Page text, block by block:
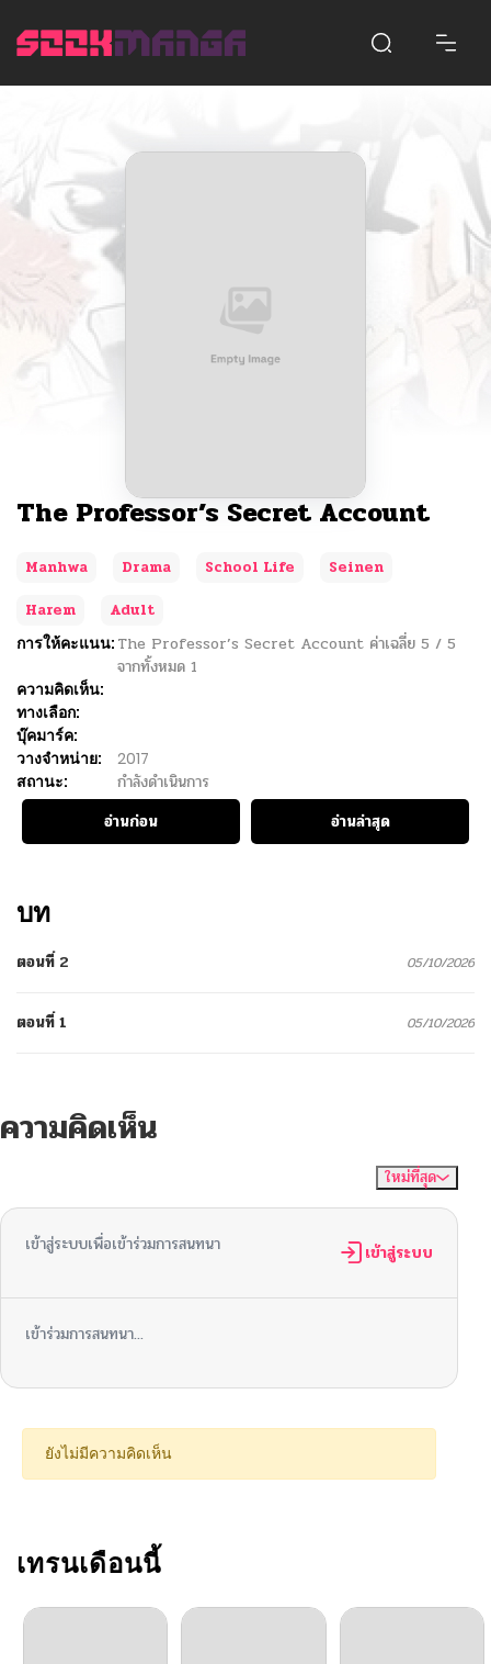
The Professor’s Secret Account
Manhwa Drama School Life
Seinen
Harem
Adult
การให้คะแนน: The Professor’s Secret Account ค่าเฉลี่ย 5 / 5
จากทั้งหมด 1
ความคิดเห็น:
ทางเลือก:
บุ๊คมาร์ค:
วางจำหน่าย:
2017
สถานะ:
กำลังดำเนินการ
อ่านก่อน
อ่านล่าสุด
บท
ตอนที่ 2 05/10/2026
ตอนที่ 1 05/10/2026
ความคิดเห็น
ใหม่ที่สุด
เข้าสู่ระบบเพื่อเข้าร่วมการสนทนา เข้าสู่ระบบ
เข้าร่วมการสนทนา...
ยังไม่มีความคิดเห็น
เทรนเดือนนี้